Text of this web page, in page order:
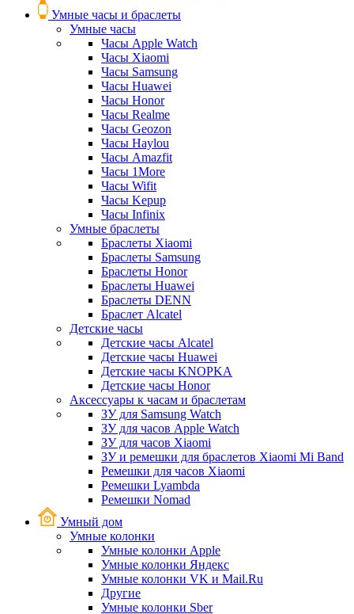
Умные часы и браслеты
Умные часы
Часы Apple Watch
Часы Xiaomi
Часы Samsung
Часы Huawei
Часы Honor
Часы Realme
Часы Geozon
Часы Haylou
Часы Amazfit
Часы 1More
Часы Wifit
Часы Kepup
Часы Infinix
Умные браслеты
Браслеты Xiaomi
Браслеты Samsung
Браслеты Honor
Браслеты Huawei
Браслеты DENN
Браслет Alcatel
Детские часы
Детские часы Alcatel
Детские часы Huawei
Детские часы KNOPKA
Детские часы Honor
Аксессуары к часам и браслетам
ЗУ для Samsung Watch
ЗУ для часов Apple Watch
ЗУ для часов Xiaomi
ЗУ и ремешки для браслетов Xiaomi Mi Band
Ремешки для часов Xiaomi
Ремешки Lyambda
Ремешки Nomad
Умный дом
Умные колонки
Умные колонки Apple
Умные колонки Яндекс
Умные колонки VK и Mail.Ru
Другие
Умные колонки Sber